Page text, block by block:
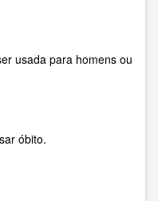
usada para homens ou
óbito.